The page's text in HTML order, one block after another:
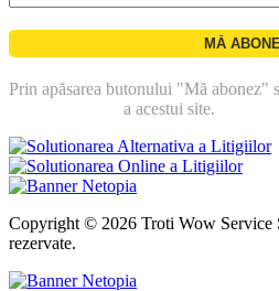
Prin apăsarea butonului "Mă abonez"
a acestui site.
Copyright © 2026 Troti Wow Service
rezervate.